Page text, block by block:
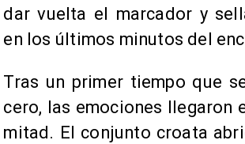
dar vuelta el marcador y
en los últimos minutos del
Tras un primer tiempo que
cero, las emociones llegaron
mitad. El conjunto croata